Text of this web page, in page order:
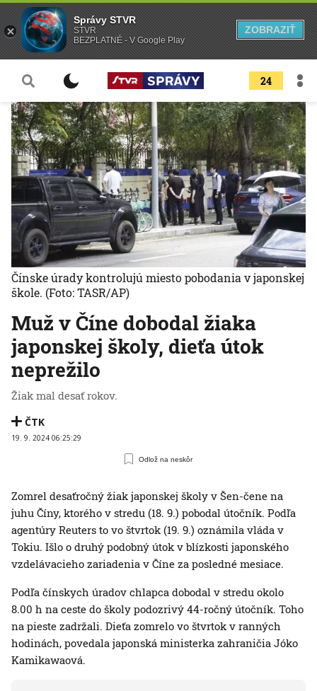
24
Muž v Číne dobodal žiaka
japonskej školy, dieťa útok
neprežilo
Žiak mal desať rokov.
ČTK
19. 9. 2024 06:25:29
Odlož na neskôr
Čínske úrady kontrolujú miesto pobodania v japonskej
škole. (Foto: TASR/AP)
Zomrel desaťročný žiak japonskej školy v Šen-čene na
juhu Číny, ktorého v stredu (18. 9.) pobodal útočník. Podľa
agentúry Reuters to vo štvrtok (19. 9.) oznámila vláda v
Tokiu. Išlo o druhý podobný útok v blízkosti japonského
vzdelávacieho zariadenia v Číne za posledné mesiace.
Podľa čínskych úradov chlapca dobodal v stredu okolo
8.00 h na ceste do školy podozrivý 44-ročný útočník. Toho
na pieste zadržali. Dieťa zomrelo vo štvrtok v ranných
hodinách, povedala japonská ministerka zahraničia Jóko
Kamikawaová.
Správy STVR
STVR
BEZPLATNÉ - V Google Play
ZOBRAZIŤ